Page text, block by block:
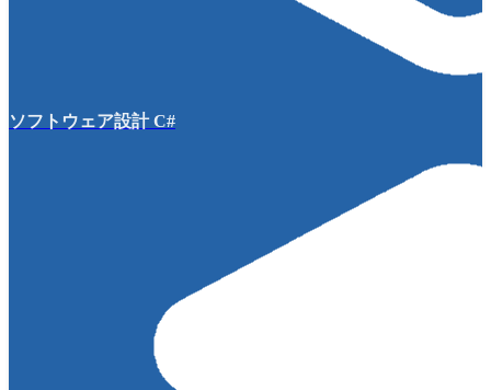
ソフトウェア設計 C#